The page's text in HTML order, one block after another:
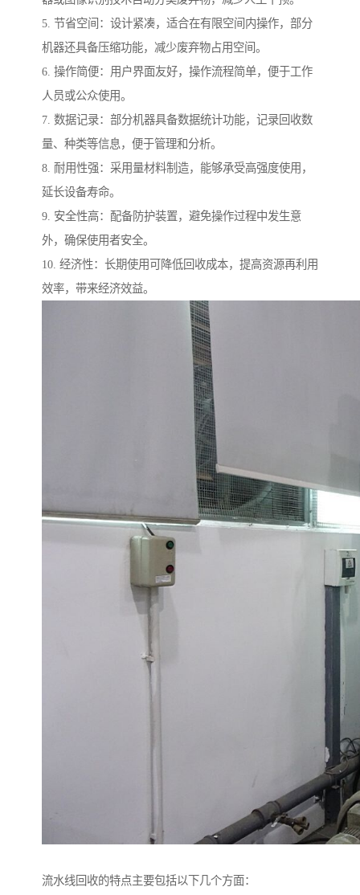
5. 节省空间：设计紧凑，适合在有限空间内操作，部分
机器还具备压缩功能，减少废弃物占用空间。
6. 操作简便：用户界面友好，操作流程简单，便于工作
人员或公众使用。
7. 数据记录：部分机器具备数据统计功能，记录回收数
量、种类等信息，便于管理和分析。
8. 耐用性强：采用量材料制造，能够承受高强度使用，
延长设备寿命。
9. 安全性高：配备防护装置，避免操作过程中发生意
外，确保使用者安全。
10. 经济性：长期使用可降低回收成本，提高资源再利用
效率，带来经济效益。
流水线回收的特点主要包括以下几个方面：